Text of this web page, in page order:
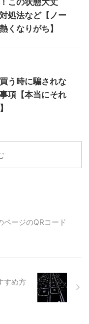
処法など【ノー
くなりがち】
う時に騙されな
項【本当にそれ
ページのQRコード
すめ方